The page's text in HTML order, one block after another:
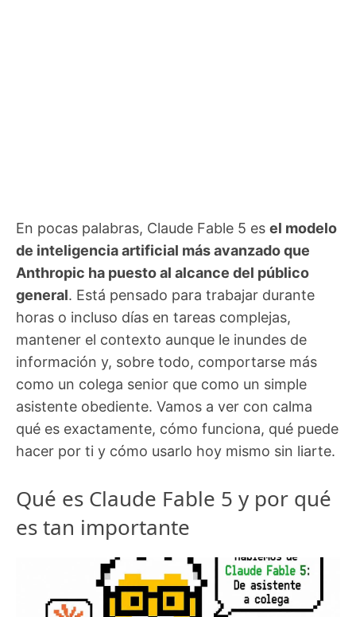
En pocas palabras, Claude Fable 5 es el modelo
de inteligencia artificial más avanzado que
Anthropic ha puesto al alcance del público
general. Está pensado para trabajar durante
horas o incluso días en tareas complejas,
mantener el contexto aunque le inundes de
información y, sobre todo, comportarse más
como un colega senior que como un simple
asistente obediente. Vamos a ver con calma
qué es exactamente, cómo funciona, qué puede
hacer por ti y cómo usarlo hoy mismo sin liarte.
Qué es Claude Fable 5 y por qué
es tan importante